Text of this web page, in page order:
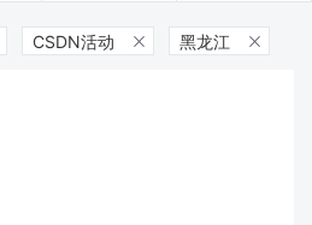
CSDN活动  黑龙江 